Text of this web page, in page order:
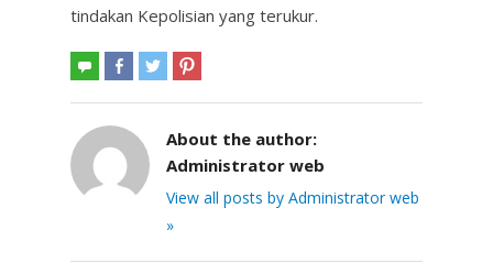
tindakan Kepolisian yang terukur.
About the author:
Administrator web
View all posts by Administrator web
»